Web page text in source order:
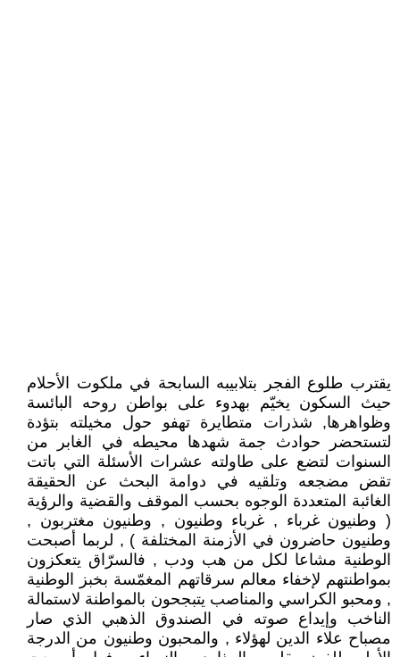
يقترب طلوع الفجر بتلابيبه السابحة في ملكوت الأحلام
حيث السكون يخيّم بهدوء على بواطن روحه البائسة
وظواهرها, شذرات متطايرة تهفو حول مخيلته بتؤدة
لتستحضر حوادث جمة شهدها محيطه في الغابر من
السنوات لتضع على طاولته عشرات الأسئلة التي باتت
تقض مضجعه وتلقيه في دوامة البحث عن الحقيقة
الغائبة المتعددة الوجوه بحسب الموقف والقضية والرؤية
( وطنيون غرباء , غرباء وطنيون , وطنيون مغتربون ,
وطنيون حاضرون في الأزمنة المختلفة ) , لربما أصبحت
الوطنية مشاعا لكل من هب ودب , فالسرّاق يتعكزون
بمواطنتهم لإخفاء معالم سرقاتهم المغمّسة بخبز الوطنية
, ومحبو الكراسي والمناصب يتبجحون بالمواطنة لاستمالة
الناخب وإيداع صوته في الصندوق الذهبي الذي صار
مصباح علاء الدين لهؤلاء , والمحبون وطنيون من الدرجة